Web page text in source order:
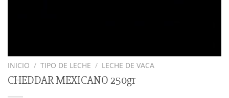
INICIO / TIPO DE LECHE / LECHE DE VACA
CHEDDAR MEXICANO 250gr